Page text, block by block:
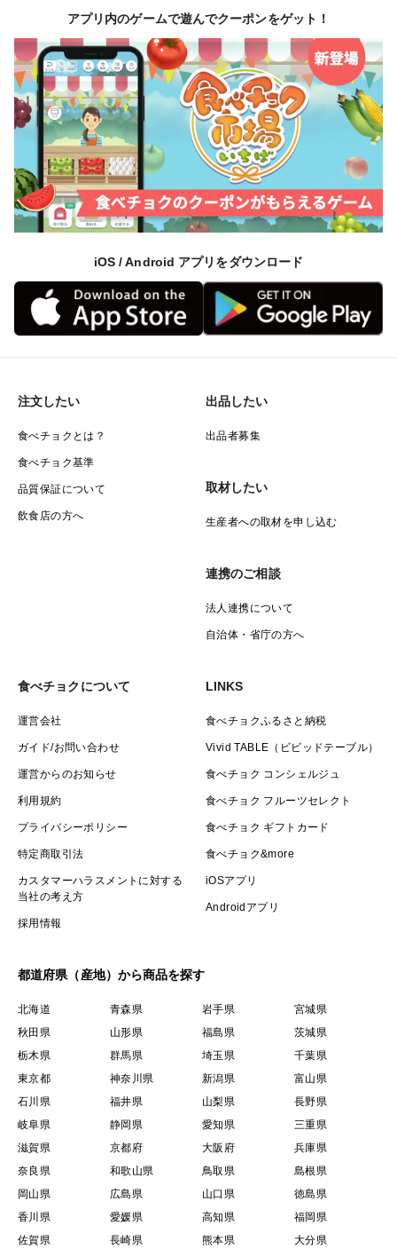
アプリ内のゲームで遊んでクーポンをゲット！
iOS / Android アプリをダウンロード
注文したい
食べチョクとは？
食べチョク基準
品質保証について
飲食店の方へ
出品したい
出品者募集
取材したい
生産者への取材を申し込む
連携のご相談
法人連携について
自治体・省庁の方へ
食べチョクについて
運営会社
ガイド/お問い合わせ
運営からのお知らせ
利用規約
プライバシーポリシー
特定商取引法
カスタマーハラスメントに対する
当社の考え方
採用情報
LINKS
食べチョクふるさと納税
Vivid TABLE（ビビッドテーブル）
食べチョク コンシェルジュ
食べチョク フルーツセレクト
食べチョク ギフトカード
食べチョク&more
iOSアプリ
Androidアプリ
都道府県（産地）から商品を探す
北海道 青森県 岩手県
宮城県
秋田県
山形県 福島県
茨城県
栃木県
群馬県 埼玉県
千葉県
東京都
神奈川県 新潟県
富山県
石川県
福井県 山梨県
長野県
岐阜県
静岡県 愛知県
三重県
滋賀県
京都府 大阪府
兵庫県
奈良県
和歌山県 鳥取県
島根県
岡山県
広島県 山口県
徳島県
香川県
愛媛県 高知県
福岡県
佐賀県
長崎県 熊本県 大分県